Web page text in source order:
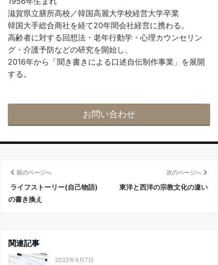
滋賀県立膳所高校／韓国高麗大学校経営大学卒業
韓国大手総合商社を経て20年間会社経営に携わる。
高齢者に対する回想法・老年行動学・心理カウンセリン
グ・介護予防などの研究を開始し、
2016年から「聞き書きによる口述自伝制作事業」を展開
する。
お問い合わせ
前のページへ
ライフストーリー(自己物語)
の書き換え
次のページへ
東洋と西洋の宗教文化の違い
関連記事
2022年4月7日